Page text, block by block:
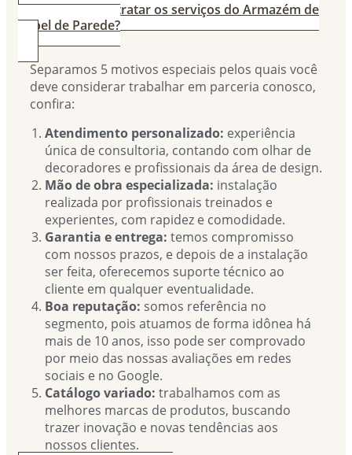
3. Por que contratar os serviços do Armazém de
Papel de Parede?
Separamos 5 motivos especiais pelos quais você
deve considerar trabalhar em parceria conosco,
confira:
Atendimento personalizado: experiência
única de consultoria, contando com olhar de
decoradores e profissionais da área de design.
Mão de obra especializada: instalação
realizada por profissionais treinados e
experientes, com rapidez e comodidade.
Garantia e entrega: temos compromisso
com nossos prazos, e depois de a instalação
ser feita, oferecemos suporte técnico ao
cliente em qualquer eventualidade.
Boa reputação: somos referência no
segmento, pois atuamos de forma idônea há
mais de 10 anos, isso pode ser comprovado
por meio das nossas avaliações em redes
sociais e no Google.
Catálogo variado: trabalhamos com as
melhores marcas de produtos, buscando
trazer inovação e novas tendências aos
nossos clientes.